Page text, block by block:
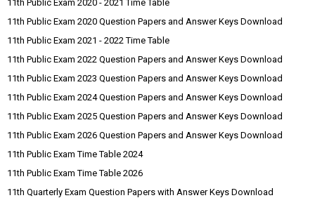
11th Public Exam 2020 - 2021 Time Table
11th Public Exam 2020 Question Papers and Answer Keys Download
11th Public Exam 2021 - 2022 Time Table
11th Public Exam 2022 Question Papers and Answer Keys Download
11th Public Exam 2023 Question Papers and Answer Keys Download
11th Public Exam 2024 Question Papers and Answer Keys Download
11th Public Exam 2025 Question Papers and Answer Keys Download
11th Public Exam 2026 Question Papers and Answer Keys Download
11th Public Exam Time Table 2024
11th Public Exam Time Table 2026
11th Quarterly Exam Question Papers with Answer Keys Download